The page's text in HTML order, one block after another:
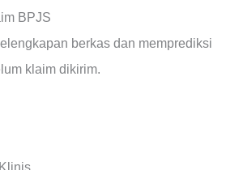
BPJS
berkas dan memprediksi
klaim dikirim.